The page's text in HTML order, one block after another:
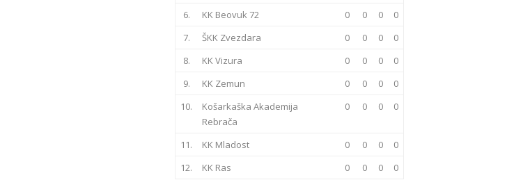
6.
KK Beovuk 72 0 0 0
0
7.
ŠKK Zvezdara 0 0 0
0
8.
KK Vizura 0 0 0
0
9.
KK Zemun 0 0 0
0
10.
Košarkaška Akademija
Rebrača
0 0 0 0
11. KK Mladost 0 0 0
0
12.
KK Ras 0 0 0 0